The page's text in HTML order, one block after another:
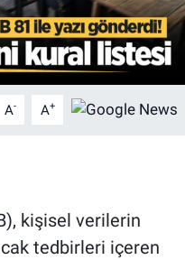
A- A+
kişisel verilerin
tedbirleri içeren